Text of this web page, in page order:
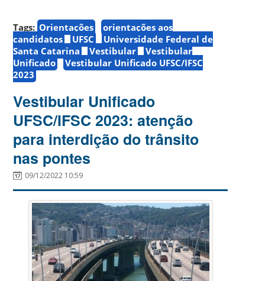
Tags: Orientações
orientações aos
candidatos
UFSC
Universidade Federal de
Santa Catarina
Vestibular
Vestibular
Unificado
Vestibular Unificado UFSC/IFSC
2023
Vestibular Unificado
UFSC/IFSC 2023: atenção
para interdição do trânsito
nas pontes
09/12/2022 10:59